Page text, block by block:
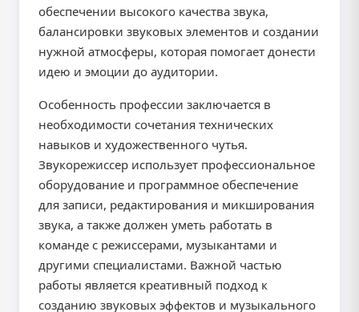
обеспечении высокого качества звука,
балансировки звуковых элементов и создании
нужной атмосферы, которая помогает донести
идею и эмоции до аудитории.
Особенность профессии заключается в
необходимости сочетания технических
навыков и художественного чутья.
Звукорежиссер использует профессиональное
оборудование и программное обеспечение
для записи, редактирования и микширования
звука, а также должен уметь работать в
команде с режиссерами, музыкантами и
другими специалистами. Важной частью
работы является креативный подход к
созданию звуковых эффектов и музыкального